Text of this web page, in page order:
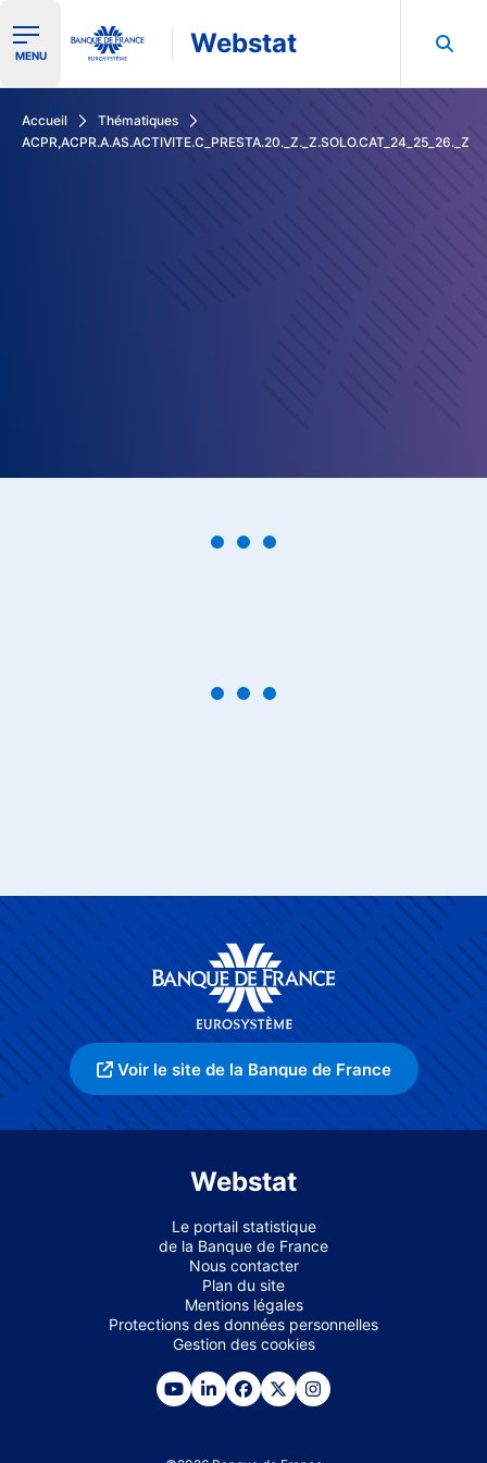
Ouvrir le menu de navigation
MENU Webstat
Accueil
Thématiques
ACPR,ACPR.A.AS.ACTIVITE.C_PRESTA.20._Z._Z.SOLO.CAT_24_25_26._Z
Voir le site de la Banque de France
Webstat
Le portail statistique
de la Banque de France
Nous contacter
Plan du site
Mentions légales
Protections des données personnelles
Gestion des cookies